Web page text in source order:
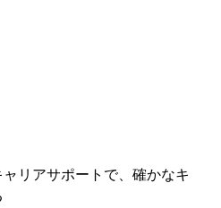
リアサポートで、 確かなキ